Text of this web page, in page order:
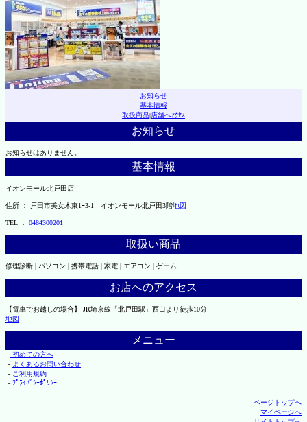
お知らせ
基本情報
取扱商品|店舗へｱｸｾｽ
お知らせ
お知らせはありません。
基本情報
イオンモール北戸田店
住所 ： 戸田市美女木東1ｰ3‐1 イオンモール北戸田3階地図
TEL ： 0484300201
取扱い商品
修理診断 | パソコン | 携帯電話 | 家電 | エアコン | ゲーム
お店へのアクセス
【電車でお越しの場合】 JR埼京線「北戸田駅」西口より徒歩10分
地図
メニュー
├初めての方へ
├ よくあるお問い合わせ
├ご利用規約
└ﾌﾟﾗｲﾊﾞｼｰﾎﾟﾘｼｰ
ページトップへ
マイページへ